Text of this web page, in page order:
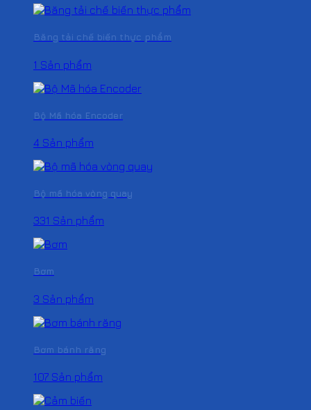
Băng tải chế biến thực phẩm
1 Sản phẩm
Bộ Mã hóa Encoder
4 Sản phẩm
Bộ mã hóa vòng quay
331 Sản phẩm
Bơm
3 Sản phẩm
Bơm bánh răng
107 Sản phẩm